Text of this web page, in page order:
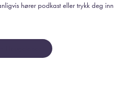
hører podkast eller trykk deg inn